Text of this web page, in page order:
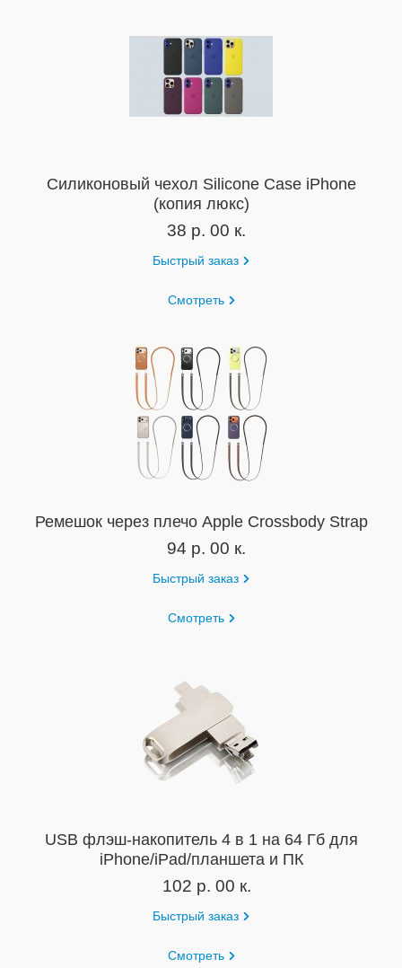
Силиконовый чехол Silicone Case iPhone
(копия люкс)
38 р. 00 к.
Быстрый заказ
Смотреть
Ремешок через плечо Apple Crossbody Strap
94 р. 00 к.
Быстрый заказ
Смотреть
USB флэш-накопитель 4 в 1 на 64 Гб для
iPhone/iPad/планшета и ПК
102 р. 00 к.
Быстрый заказ
Смотреть